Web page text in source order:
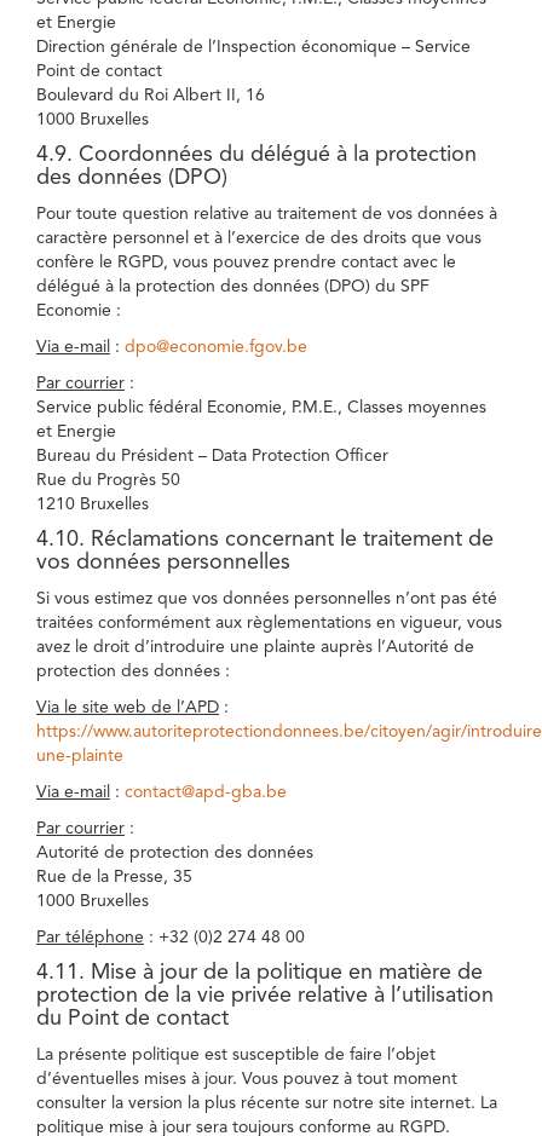
et Energie
Direction générale de l’Inspection économique – Service
Point de contact
Boulevard du Roi Albert II, 16
1000 Bruxelles
4.9. Coordonnées du délégué à la protection
des données (DPO)
Pour toute question relative au traitement de vos données à
caractère personnel et à l’exercice de des droits que vous
confère le RGPD, vous pouvez prendre contact avec le
délégué à la protection des données (DPO) du SPF
Economie :
Via e-mail : dpo@economie.fgov.be
Par courrier :
Service public fédéral Economie, P.M.E., Classes moyennes
et Energie
Bureau du Président – Data Protection Officer
Rue du Progrès 50
1210 Bruxelles
4.10. Réclamations concernant le traitement de
vos données personnelles
Si vous estimez que vos données personnelles n’ont pas été
traitées conformément aux règlementations en vigueur, vous
avez le droit d’introduire une plainte auprès l’Autorité de
protection des données :
Via le site web de l’APD :
https://www.autoriteprotectiondonnees.be/citoyen/agir/
une-plainte
Via e-mail : contact@apd-gba.be
Par courrier :
Autorité de protection des données
Rue de la Presse, 35
1000 Bruxelles
Par téléphone : +32 (0)2 274 48 00
4.11. Mise à jour de la politique en matière de
protection de la vie privée relative à l’utilisation
du Point de contact
La présente politique est susceptible de faire l’objet
d’éventuelles mises à jour. Vous pouvez à tout moment
consulter la version la plus récente sur notre site internet. La
politique mise à jour sera toujours conforme au RGPD.